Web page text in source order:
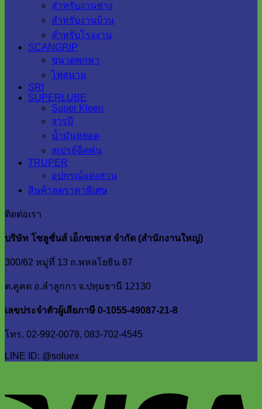
สำหรับงานช่าง
สำหรับงานบ้าน
สำหรับโรงงาน
SCANGRIP
ขนาดพกพา
ไฟสนาม
SRI
SUPERLUBE
Super Kleen
จารบี
น้ำมันหยอด
สเปรย์ฉีดพ่น
TRUPER
อุปกรณ์แต่งสวน
สินค้าลดราคาพิเศษ
ติดต่อเรา
บริษัท โซลูชั่นส์ เอ็กซเพรส จำกัด (สำนักงานใหญ่)
300/62 หมู่ที่ 13 ถ.พหลโยธิน 87
ต.คูคต อ.ลำลูกกา จ.ปทุมธานี 12130
เลขประจำตัวผู้เสียภาษี 0-1055-49087-21-8
โทร. 02-992-0078, 083-702-4545
LINE ID: @soluex